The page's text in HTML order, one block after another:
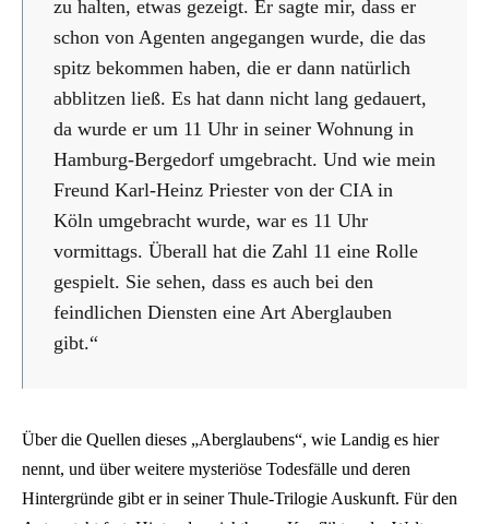
zu halten, etwas gezeigt. Er sagte mir, dass er
schon von Agenten angegangen wurde, die das
spitz bekommen haben, die er dann natürlich
abblitzen ließ. Es hat dann nicht lang gedauert,
da wurde er um 11 Uhr in seiner Wohnung in
Hamburg-Bergedorf umgebracht. Und wie mein
Freund Karl-Heinz Priester von der CIA in
Köln umgebracht wurde, war es 11 Uhr
vormittags. Überall hat die Zahl 11 eine Rolle
gespielt. Sie sehen, dass es auch bei den
feindlichen Diensten eine Art Aberglauben
gibt.“
Über die Quellen dieses „Aberglaubens“, wie Landig es hier
nennt, und über weitere mysteriöse Todesfälle und deren
Hintergründe gibt er in seiner Thule-Trilogie Auskunft. Für den